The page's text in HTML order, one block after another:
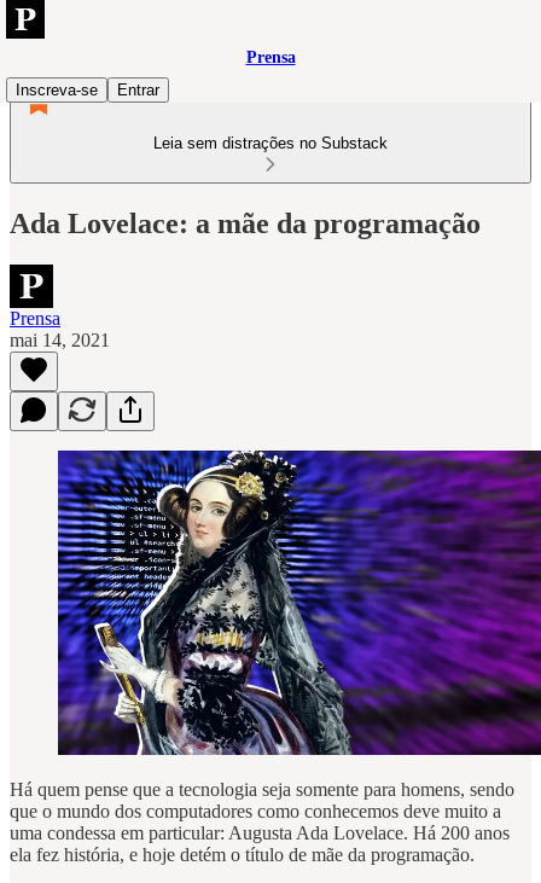
Prensa
Inscreva-se
Entrar
Leia sem distrações no Substack
Ada Lovelace: a mãe da programação
Prensa
mai 14, 2021
Há quem pense que a tecnologia seja somente para homens, sendo
que o mundo dos computadores como conhecemos deve muito a
uma condessa em particular: Augusta Ada Lovelace. Há 200 anos
ela fez história, e hoje detém o título de mãe da programação.